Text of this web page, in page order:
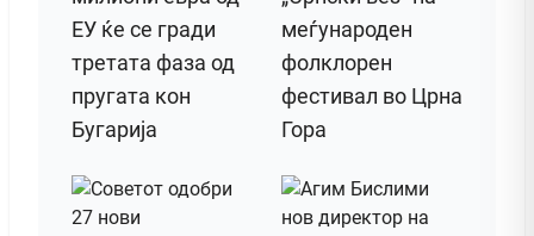
ЕУ ќе се гради
третата фаза од
пругата кон
Бугарија
меѓународен
фолклорен
фестивал во Црна
Гора